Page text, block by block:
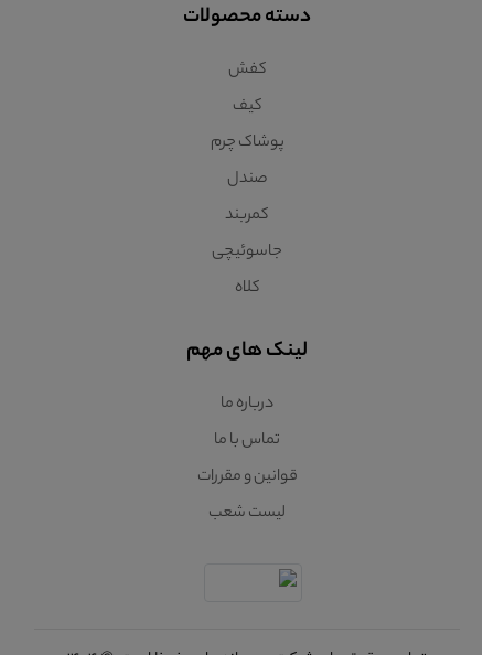
دسته محصولات
کفش
کیف
پوشاک چرم
صندل
کمربند
جاسوئیچی
کلاه
لینک های مهم
درباره ما
تماس با ما
قوانین و مقررات
لیست شعب